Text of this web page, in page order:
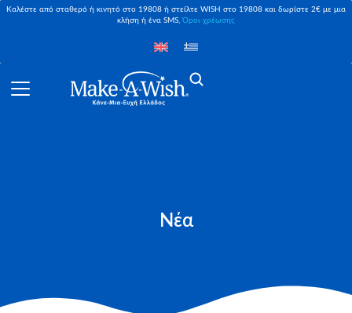
Καλέστε από σταθερό ή κινητό στο 19808 ή στείλτε WISH στο 19808 και δωρίστε 2€ με μια
κλήση ή ένα SMS,Όροι χρέωσης
Νέα